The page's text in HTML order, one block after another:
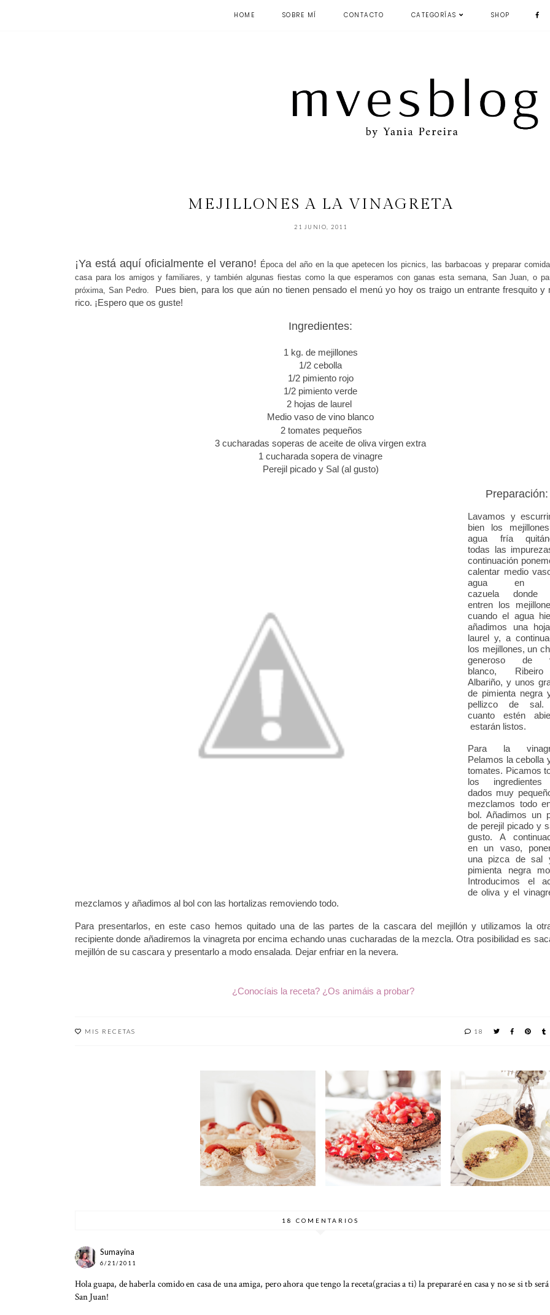
HOME SOBRE MÍ CONTACTO CATEGORÍAS SHOP
MEJILLONES A LA VINAGRETA
21 JUNIO, 2011
¡Ya está aquí oficialmente el verano! Época del año en la que apetecen los picnics, las barbacoas y preparar
casa para los amigos y familiares, y también algunas fiestas como la que esperamos con ganas esta semana, San Juan, o
próxima, San Pedro. Pues bien, para los que aún no tienen pensado el menú yo hoy os traigo un entrante fresquito y
rico. ¡Espero que os guste!
Ingredientes:
1 kg. de mejillones
1/2 cebolla
1/2 pimiento rojo
1/2 pimiento verde
2 hojas de laurel
Medio vaso de vino blanco
2 tomates pequeños
3 cucharadas soperas de aceite de oliva virgen extra
1 cucharada sopera de vinagre
Perejil picado y Sal (al gusto)
Preparación:
Lavamos y
bien los
agua fría
todas las
continuación
calentar medio
agua en
cazuela donde
entren los
cuando el agua
añadimos una
laurel y, a
los mejillones, un
generoso de
blanco,
Albariño, y unos
de pimienta negra
pellizco de sal.
cuanto estén
estarán listos.
Para la
Pelamos la cebolla
tomates. Picamos
los
dados muy
mezclamos todo
bol. Añadimos un
de perejil picado y
gusto. A
en un vaso,
una pizca de sal
pimienta negra
Introducimos el
de oliva y el
mezclamos y añadimos al bol con las hortalizas removiendo todo.
Para presentarlos, en este caso hemos quitado una de las partes de la cascara del mejillón y utilizamos la
recipiente donde añadiremos la vinagreta por encima echando unas cucharadas de la mezcla. Otra posibilidad es
mejillón de su cascara y presentarlo a modo ensalada. Dejar enfriar en la nevera.
¿Conocíais la receta? ¿Os animáis a probar?
18
MIS RECETAS
HUEVOS RELLENOS
CON MAYONESA
LIGHT
MUG CAKE DE
CHOCOLATE FIT
CREMA DE
VERDURAS CON
NUBE DE QUESO Y
SÉSAMO
18 COMENTARIOS
Sumayina
6/21/2011
Hola guapa, de haberla comido en casa de una amiga, pero ahora que tengo la receta(gracias a ti) la prepararé en casa y no se si tb
San Juan!